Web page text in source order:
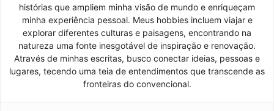
histórias que ampliem minha visão de mundo e enriqueçam
minha experiência pessoal. Meus hobbies incluem viajar e
explorar diferentes culturas e paisagens, encontrando na
natureza uma fonte inesgotável de inspiração e renovação.
Através de minhas escritas, busco conectar ideias, pessoas e
lugares, tecendo uma teia de entendimentos que transcende as
fronteiras do convencional.